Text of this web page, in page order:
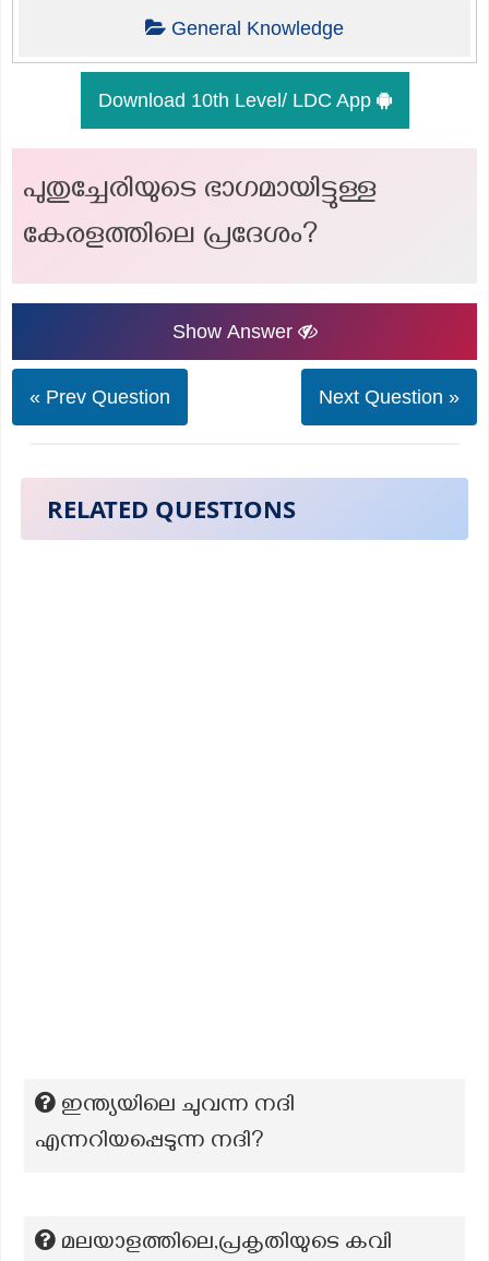
General Knowledge
Download 10th Level/ LDC App
പുതുച്ചേരിയുടെ ഭാഗമായിട്ടുള്ള
കേരളത്തിലെ പ്രദേശം?
Show Answer
« Prev Question Next Question »
RELATED QUESTIONS
ഇന്ത്യയിലെ ചുവന്ന നദി
എന്നറിയപ്പെടുന്ന നദി?
മലയാളത്തിലെ,പ്രകൃതിയുടെ കവി